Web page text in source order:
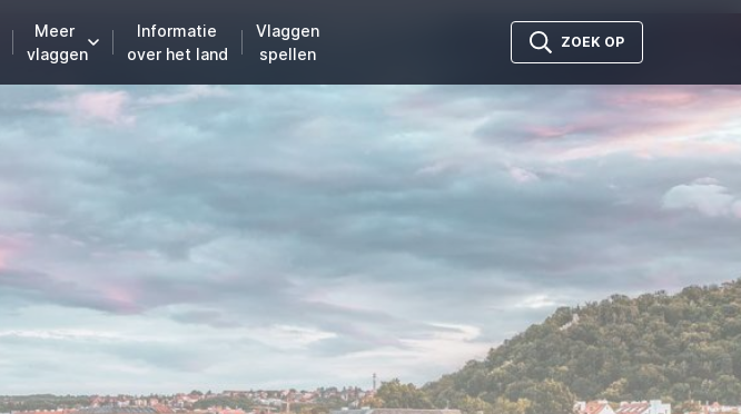
Meer
vlaggen
Informatie
over het land
Vlaggen
spellen
ZOEK OP